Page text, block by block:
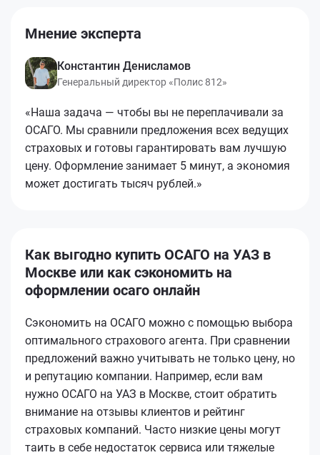
Мнение эксперта
Константин Денисламов
Генеральный директор «Полис 812»
«Наша задача — чтобы вы не переплачивали за
ОСАГО. Мы сравнили предложения всех ведущих
страховых и готовы гарантировать вам лучшую
цену. Оформление занимает 5 минут, а экономия
может достигать тысяч рублей.»
Как выгодно купить ОСАГО на УАЗ в
Москве или как сэкономить на
оформлении осаго онлайн
Сэкономить на ОСАГО можно с помощью выбора
оптимального страхового агента. При сравнении
предложений важно учитывать не только цену, но
и репутацию компании. Например, если вам
нужно ОСАГО на УАЗ в Москве, стоит обратить
внимание на отзывы клиентов и рейтинг
страховых компаний. Часто низкие цены могут
таить в себе недостаток сервиса или тяжелые